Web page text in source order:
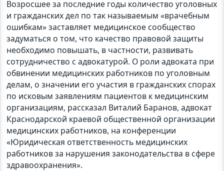
Возросшее за последние годы количество уголовных
и гражданских дел по так называемым «врачебным
ошибкам» заставляет медицинское сообщество
задуматься о том, что качество правовой защиты
необходимо повышать, в частности, развивать
сотрудничество с адвокатурой. О роли адвоката при
обвинении медицинских работников по уголовным
делам, о значении его участия в гражданских спорах
по исковым заявлениям пациентов к медицинским
организациям, рассказал Виталий Баранов, адвокат
Краснодарской краевой общественной организации
медицинских работников, на конференции
«Юридическая ответственность медицинских
работников за нарушения законодательства в сфере
здравоохранения».